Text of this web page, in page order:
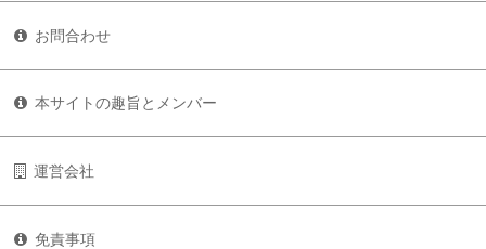
お問合わせ
本サイトの趣旨とメンバー
運営会社
免責事項